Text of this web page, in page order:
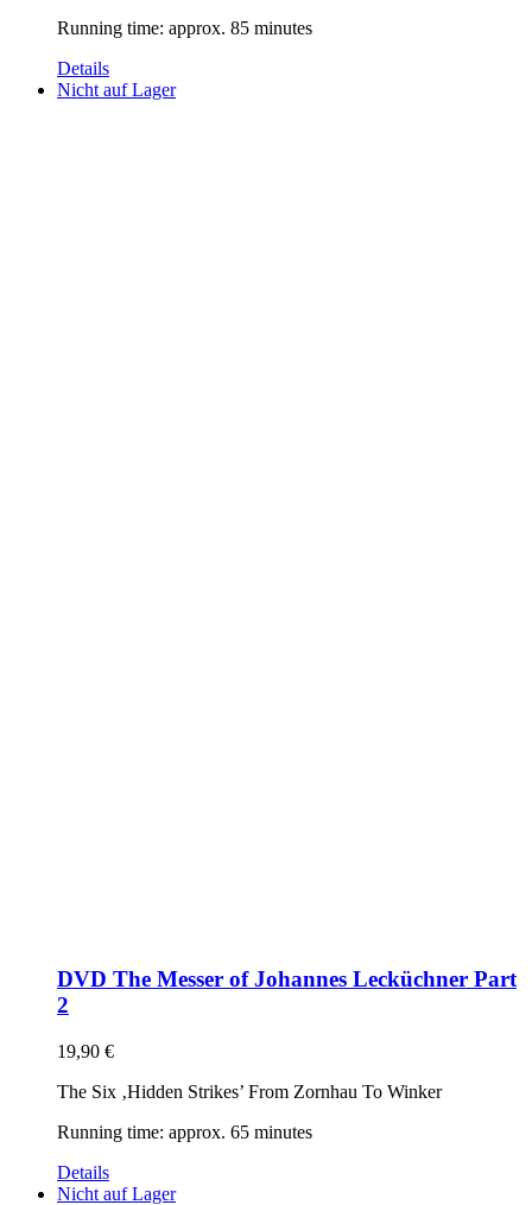
Running time: approx. 85 minutes
Details
Nicht auf Lager
DVD The Messer of Johannes Lecküchner Part
2
19,90 €
The Six ‚Hidden Strikes’ From Zornhau To Winker
Running time: approx. 65 minutes
Details
Nicht auf Lager